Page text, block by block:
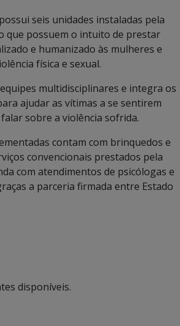
seis unidades instaladas pela
que possuem o intuito de prestar
e humanizado às mulheres e
física e sexual.
multidisciplinares e integra os
ajudar as vítimas a se sentirem
sobre a violência sofrida.
contam com brinquedos e
convencionais prestados pela
com atendimentos de psicólogas e
a parceria firmada entre Estado
disponíveis.